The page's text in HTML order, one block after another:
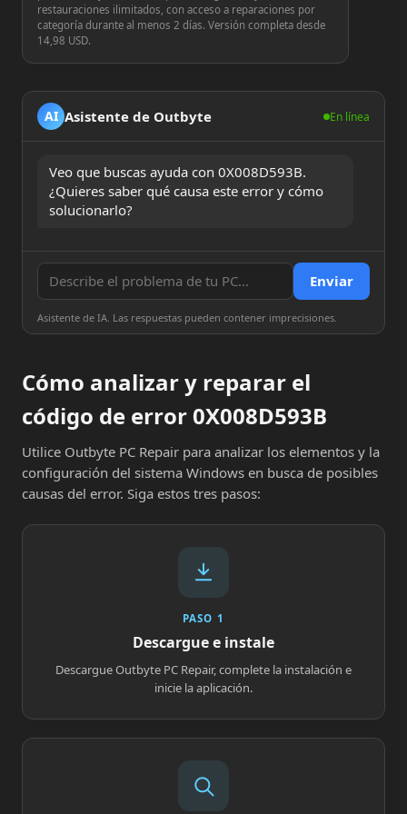
restauraciones ilimitados, con acceso a reparaciones por
categoría durante al menos 2 días. Versión completa desde
14,98 USD.
AI Asistente de Outbyte En línea
Veo que buscas ayuda con 0X008D593B.
¿Quieres saber qué causa este error y cómo
solucionarlo?
Enviar
Asistente de IA. Las respuestas pueden contener imprecisiones.
Cómo analizar y reparar el
código de error 0X008D593B
Utilice Outbyte PC Repair para analizar los elementos y la
configuración del sistema Windows en busca de posibles
causas del error. Siga estos tres pasos:
PASO 1
Descargue e instale
Descargue Outbyte PC Repair, complete la instalación e
inicie la aplicación.